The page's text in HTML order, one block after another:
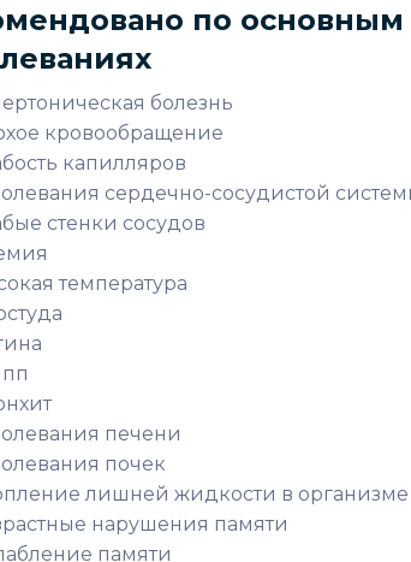
по
болезнь
кровообращение
капилляров
сердечно-сосудистой
стенки сосудов
температура
печени
почек
лишней жидкости в организме
нарушения памяти
памяти